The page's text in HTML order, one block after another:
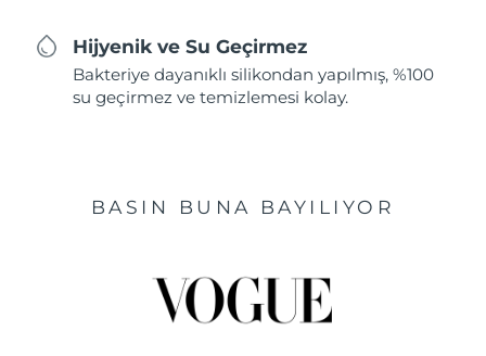
Hijyenik ve Su Geçirmez
Bakteriye dayanıklı silikondan yapılmış, %100
su geçirmez ve temizlemesi kolay.
BASIN BUNA BAYILIYOR